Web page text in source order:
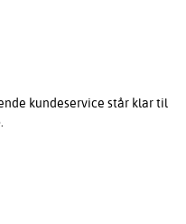
kundeservice står klar til